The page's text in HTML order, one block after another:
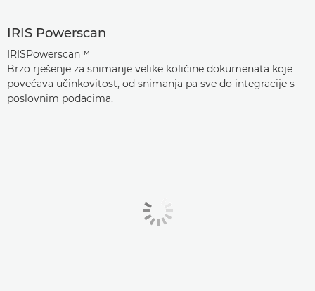
IRIS Powerscan
IRISPowerscan™
Brzo rješenje za snimanje velike količine dokumenata koje
povećava učinkovitost, od snimanja pa sve do integracije s
poslovnim podacima.